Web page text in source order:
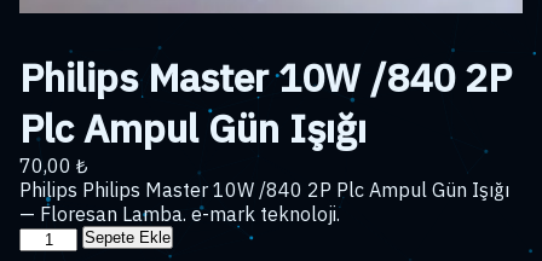
Philips Master 10W /840 2P
Plc Ampul Gün Işığı
70,00 ₺
Philips Philips Master 10W /840 2P Plc Ampul Gün Işığı
— Floresan Lamba. e-mark teknoloji.
Philips Sepete Ekle